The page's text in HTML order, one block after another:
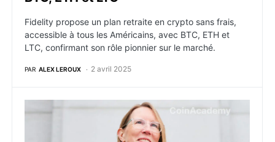
Fidelity propose un plan retraite en crypto sans frais,
accessible à tous les Américains, avec BTC, ETH et
LTC, confirmant son rôle pionnier sur le marché.
PAR ALEX LEROUX 2 avril 2025
Vers une nouvelle ère des ETF crypto : XRP,